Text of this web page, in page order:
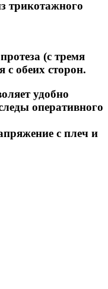
трикотажного
(с тремя
обеих сторон.
удобно
оперативного
с плеч и